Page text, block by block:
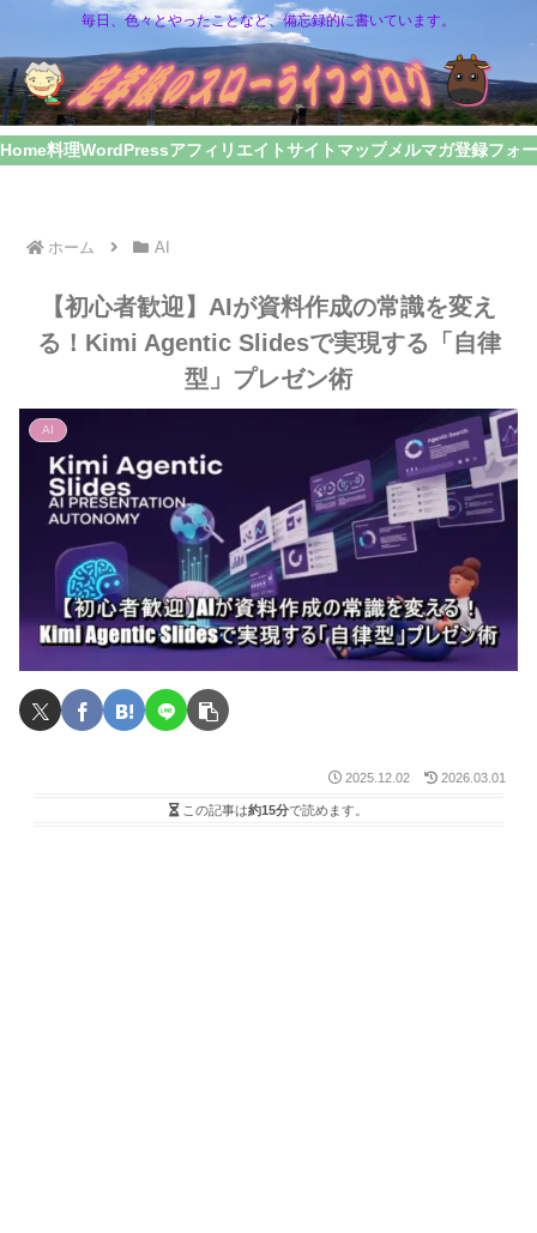
毎日、色々とやったことなど、備忘録的に書いています。
Home料理WordPressアフィリエイトサイトマップメルマガ登録フォ
ホーム AI
【初心者歓迎】AIが資料作成の常識を変え
る！Kimi Agentic Slidesで実現する「自律
型」プレゼン術
AI
2025.12.02 2026.03.01
この記事は約15分で読めます。